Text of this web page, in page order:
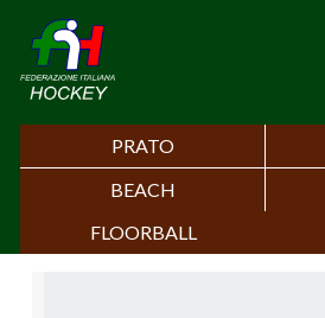
PRATO
BEACH
FLOORBALL